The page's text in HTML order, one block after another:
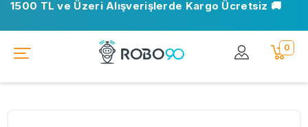
1500 TL ve Üzeri Alışverişlerde Kargo Ücretsiz 🚚
0